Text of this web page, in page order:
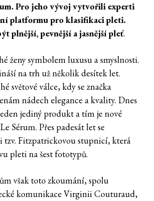
Pro jeho vývoj vytvořili experti
platformu pro klasifikaci pleti.
plnější, pevnější a jasnější pleť.
ženy symbolem luxusu a smyslnosti.
na trh už několik desítek let.
světové válce, kdy se značka
nádech elegance a kvality. Dnes
jediný produkt a tím je nové
Sérum. Přes padesát let se
Fitzpatrickovou stupnicí, která
pleti na šest fototypů.
však toto zkoumání, spolu
komunikace Virginii Couturaud,